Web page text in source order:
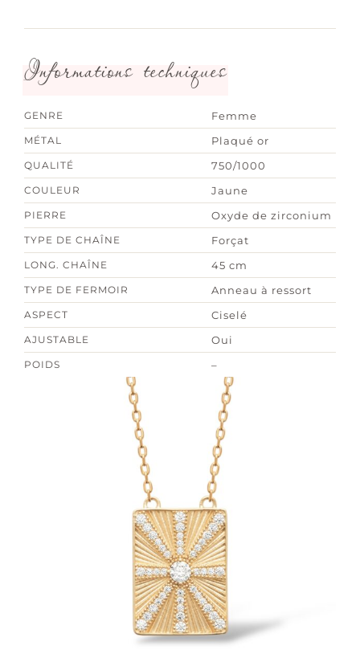
Informations techniques
GENRE Femme
MÉTAL Plaqué or
QUALITÉ 750/1000
COULEUR Jaune
PIERRE Oxyde de zirconium
TYPE DE CHAÎNE Forçat
LONG. CHAÎNE 45 cm
TYPE DE FERMOIR Anneau à ressort
ASPECT Ciselé
AJUSTABLE Oui
POIDS –